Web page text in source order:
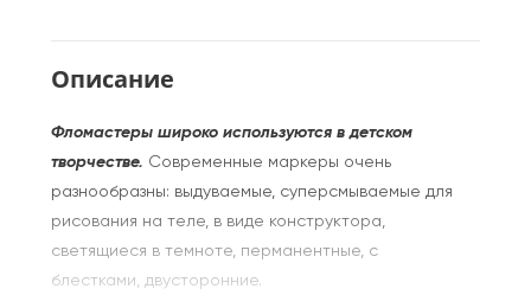
Описание
Фломастеры широко используются в детском
творчестве. Современные маркеры очень
разнообразны: выдуваемые, суперсмываемые для
рисования на теле, в виде конструктора,
светящиеся в темноте, перманентные, с
блестками, двусторонние.